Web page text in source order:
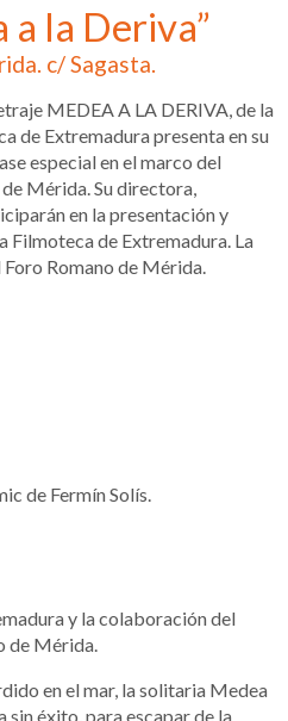
a la Deriva”
c/ Sagasta.
MEDEA A LA DERIVA, de la
de Extremadura presenta en su
especial en el marco del
Mérida. Su directora,
en la presentación y
de Extremadura. La
Romano de Mérida.
de Fermín Solís.
y la colaboración del
de Mérida.
en el mar, la solitaria Medea
éxito, para escapar de la